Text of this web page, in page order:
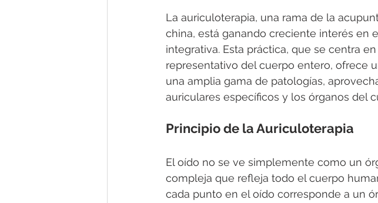
La auriculoterapia, una rama de la
china, está ganando creciente interés en
integrativa. Esta práctica, que se centra
representativo del cuerpo entero, ofrece
una amplia gama de patologías,
auriculares específicos y los órganos del
Principio de la Auriculoterapia
El oído no se ve simplemente como un
compleja que refleja todo el cuerpo
cada punto en el oído corresponde a un